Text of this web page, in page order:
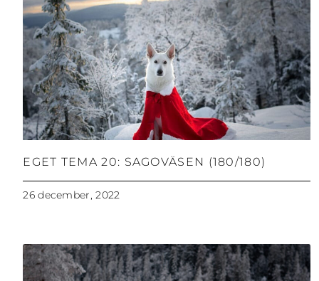
EGET TEMA 20: SAGOVÄSEN (180/180)
26 december, 2022